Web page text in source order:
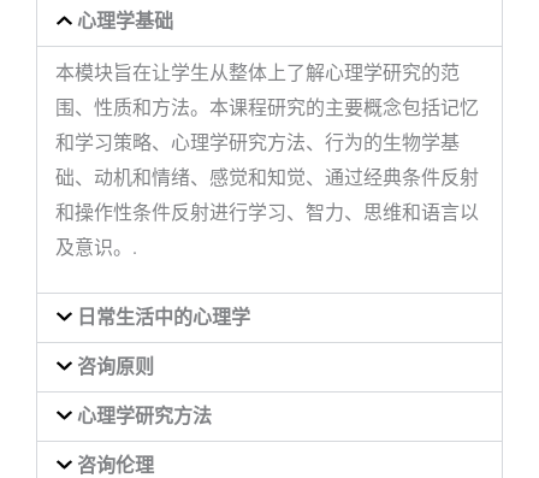
心理学基础
本模块旨在让学生从整体上了解心理学研究的范
围、性质和方法。本课程研究的主要概念包括记忆
和学习策略、心理学研究方法、行为的生物学基
础、动机和情绪、感觉和知觉、通过经典条件反射
和操作性条件反射进行学习、智力、思维和语言以
及意识。.
日常生活中的心理学
咨询原则
心理学研究方法
咨询伦理